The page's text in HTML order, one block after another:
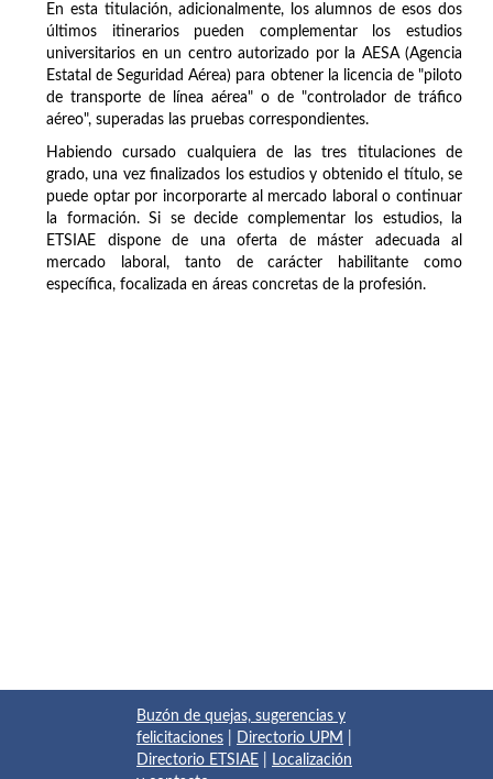
En esta titulación, adicionalmente, los alumnos de esos dos
últimos itinerarios pueden complementar los estudios
universitarios en un centro autorizado por la AESA (Agencia
Estatal de Seguridad Aérea) para obtener la licencia de "piloto
de transporte de línea aérea" o de "controlador de tráfico
aéreo", superadas las pruebas correspondientes.
Habiendo cursado cualquiera de las tres titulaciones de
grado, una vez finalizados los estudios y obtenido el título, se
puede optar por incorporarte al mercado laboral o continuar
la formación. Si se decide complementar los estudios, la
ETSIAE dispone de una oferta de máster adecuada al
mercado laboral, tanto de carácter habilitante como
específica, focalizada en áreas concretas de la profesión.
Buzón de quejas, sugerencias y
felicitaciones
Directorio UPM
Directorio ETSIAE
Localización